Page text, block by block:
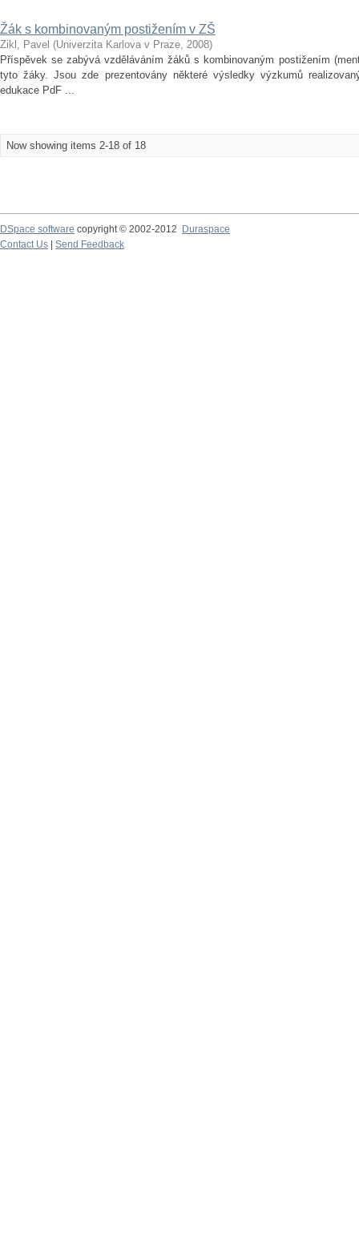
Žák s kombinovaným postižením v ZŠ
Zikl, Pavel (Univerzita Karlova v Praze, 2008)
Příspěvek se zabývá vzděláváním žáků s kombinovaným postižením
tyto žáky. Jsou zde prezentovány některé výsledky výzkumů
edukace PdF ...
Now showing items 2-18 of 18
DSpace software copyright © 2002-2012
Duraspace
Contact Us
Send Feedback